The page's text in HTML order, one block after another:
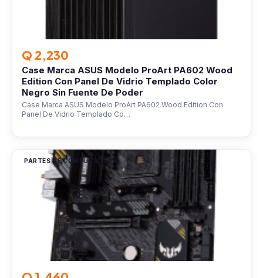
Q 2,230
Case Marca ASUS Modelo ProArt PA602 Wood
Edition Con Panel De Vidrio Templado Color
Negro Sin Fuente De Poder
Case Marca ASUS Modelo ProArt PA602 Wood Edition Con
Panel De Vidrio Templado Co…
PARTES DE COMPUTADORA